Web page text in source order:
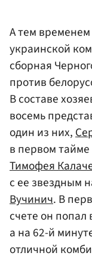
А тем
украинской
сборная
против
В составе
восемь
один из них,
в первом
Тимофея
с ее звездным
Вучинич. В
счете он попал
а на 62-й
отличной